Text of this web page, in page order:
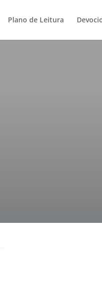
Plano de Leitura